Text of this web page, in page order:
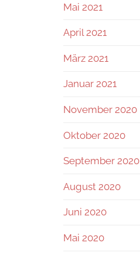
Mai 2021
April 2021
März 2021
Januar 2021
November 2020
Oktober 2020
September 2020
August 2020
Juni 2020
Mai 2020